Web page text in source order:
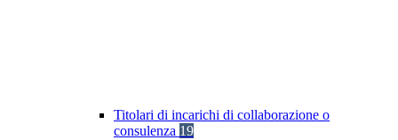
Titolari di incarichi di collaborazione o
consulenza 19